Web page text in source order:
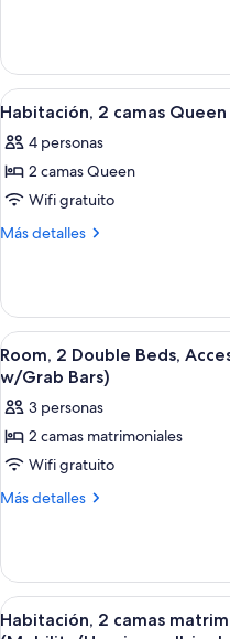
camas
Queen
size,
para
no
fumadores
Deluxe,
camas
size,
para
fumadores
Abrir
todas
las
fotos
de
Habitación,
Queen
size,
para
no
fumadores
1
Habitación, 2 camas
4 personas
2 camas Queen
Wifi gratuito
Más detalles
Más
2
camas
Queen
size,
para
no
fumadores
Abrir
todas
las
fotos
de
Room,
2
Accessible,
Non
Smoking
1
Room, 2 Double Beds,
w/Grab Bars)
3 personas
2 camas matrimoniales
Wifi gratuito
Más detalles
Más
2
Double
Beds,
Abrir
todas
1
Habitación, 2 camas